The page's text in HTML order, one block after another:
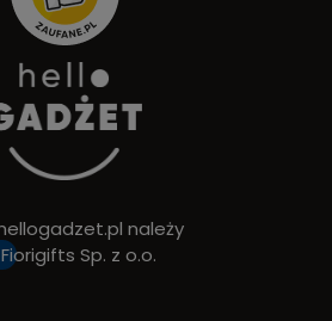
należy
Fiorigifts Sp. z o.o.